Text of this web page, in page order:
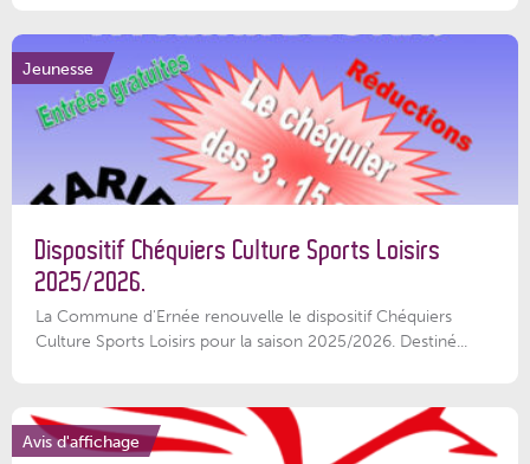
Jeunesse
Dispositif Chéquiers Culture Sports Loisirs
2025/2026.
La Commune d'Ernée renouvelle le dispositif Chéquiers
Culture Sports Loisirs pour la saison 2025/2026. Destiné...
Avis d'affichage